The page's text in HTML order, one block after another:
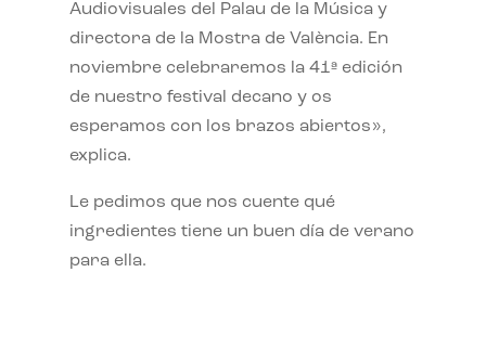
Audiovisuales del Palau de la Música y
directora de la Mostra de València. En
noviembre celebraremos la 41ª edición
de nuestro festival decano y os
esperamos con los brazos abiertos»,
explica.
Le pedimos que nos cuente qué
ingredientes tiene un buen día de verano
para ella.